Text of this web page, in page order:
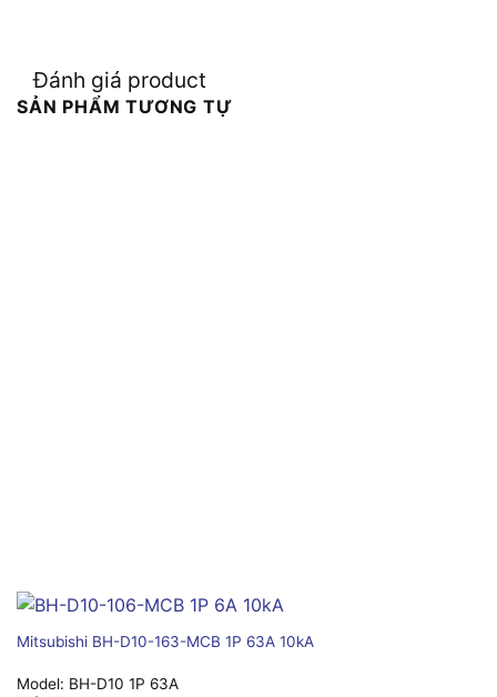
Đánh giá product
SẢN PHẨM TƯƠNG TỰ
Mitsubishi BH-D10-163-MCB 1P 63A 10kA
Model: BH-D10 1P 63A